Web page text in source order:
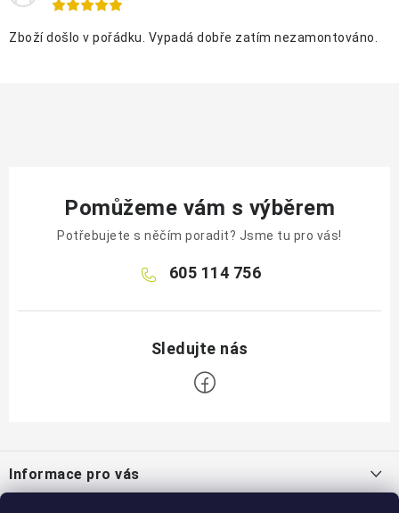
Zboží došlo v pořádku. Vypadá dobře zatím nezamontováno.
Pomůžeme vám s výběrem
Potřebujete s něčím poradit? Jsme tu pro vás!
605 114 756
pInformace pro vás